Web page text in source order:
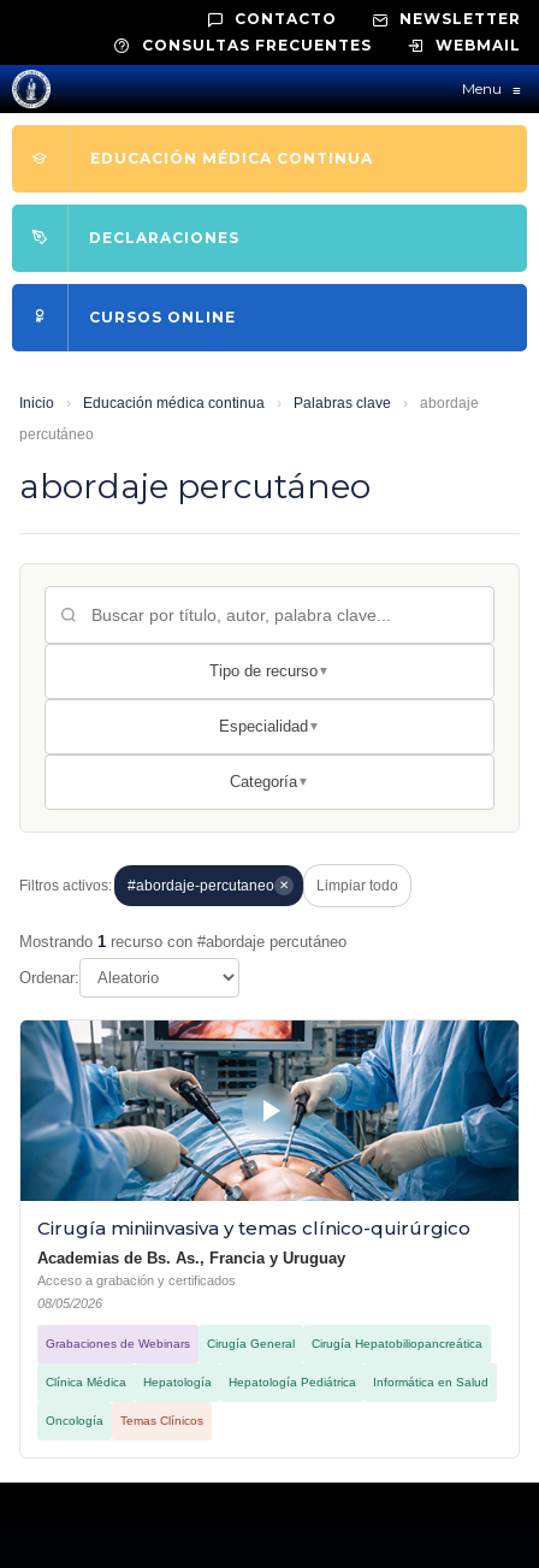
CONTACTO
NEWSLETTER
CONSULTAS FRECUENTES
WEBMAIL
Menu≡
EDUCACIÓN MÉDICA CONTINUA
DECLARACIONES
CURSOS ONLINE
Inicio › Educación médica continua › Palabras clave ›
abordaje
percutáneo
abordaje percutáneo
Tipo de recurso▼
Especialidad ▼
Categoría▼
Filtros activos: #abordaje-percutaneo ✕ Limpiar todo
Mostrando 1 recurso con #abordaje percutáneo
Ordenar:
Cirugía miniinvasiva y temas clínico-quirúrgico
Academias de Bs. As., Francia y Uruguay
Acceso a grabación y certificados
08/05/2026
Grabaciones de Webinars Cirugía General Cirugía Hepatobiliopancreática
Clínica Médica Hepatología Hepatología Pediátrica Informática en Salud
Oncología Temas Clínicos